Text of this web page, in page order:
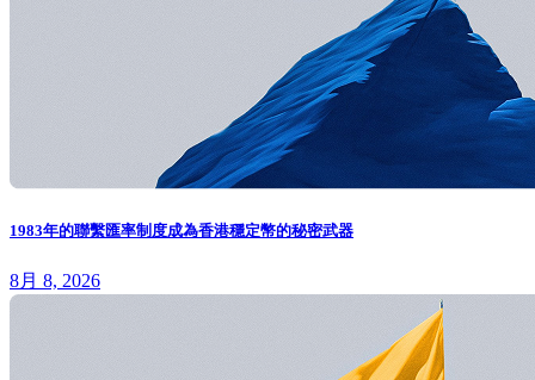
1983年的聯繫匯率制度成為香港穩定幣的秘密武器
8月 8, 2026